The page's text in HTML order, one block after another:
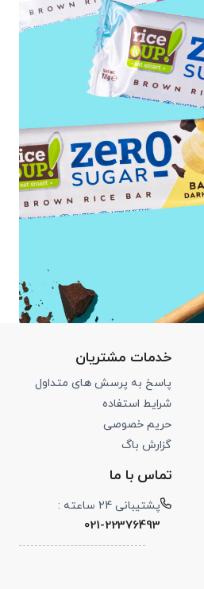
خدمات مشتریان
پاسخ به پرسش های متداول
شرایط استفاده
حریم خصوصی
گزارش باگ
تماس با ما
پشتیبانی 24 ساعته :
021-22376493